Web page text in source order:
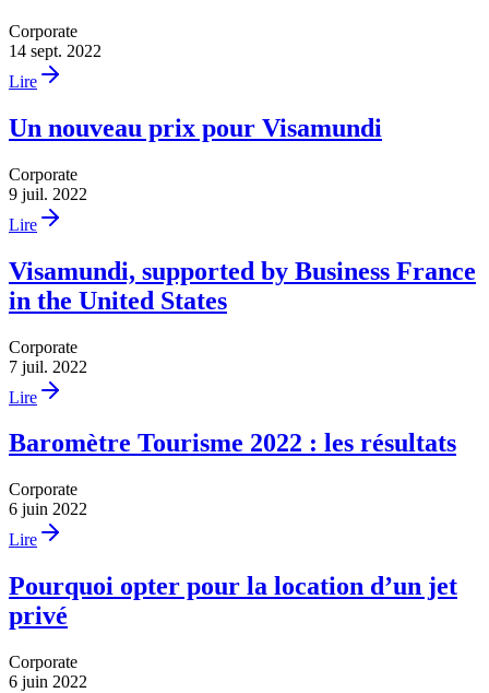
Corporate
14 sept. 2022
Lire
Un nouveau prix pour Visamundi
Corporate
9 juil. 2022
Lire
Visamundi, supported by Business France
in the United States
Corporate
7 juil. 2022
Lire
Baromètre Tourisme 2022 : les résultats
Corporate
6 juin 2022
Lire
Pourquoi opter pour la location d’un jet
privé
Corporate
6 juin 2022